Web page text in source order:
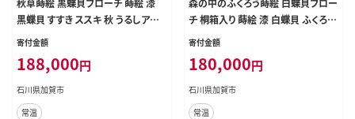
黒蝶貝 すすき ススキ 秋 うるしアー
ト ハンドメイド ブローチ アクセサリ
本製 復興 震災 コロナ 能登半島地
震復興支援 北陸新幹線 F6P-1508
寄付金額
188,000円
石川県加賀市
常温
チ 桐箱入り 蒔絵 漆 白蝶貝 ふくろう
フクロウ うるしアート ブローチ アク
産 日本製 復興 震災 コロナ 能登半
島地震復興支援 北陸新幹線 F6P-1
510
寄付金額
180,000円
石川県加賀市
常温